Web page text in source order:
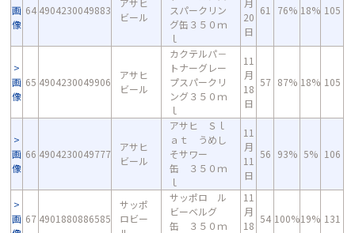
画
像
64 4904230049883
アサヒ
ビール
スパークリン
グ缶３５０ｍ
ｌ
月
20
日
61 76% 18% 105
画
像
65 4904230049906
アサヒ
ビール
カクテルパ－
トナーグレー
プスパークリ
ング３５０ｍ
ｌ
11
月
18
日
57 87% 18% 105
画
像
66 4904230049777
アサヒ
ビール
アサヒ Ｓｌ
ａｔ うめし
そサワー
缶 ３５０ｍ
ｌ
11
月
11
日
56 93% 5% 106
画 67 4901880886585
サッポ
ロビー
サッポロ ル
ビーベルグ
缶 ３５０ｍ
11
月
18
54 100%19% 131